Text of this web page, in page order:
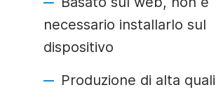
necessario installarlo sul
dispositivo
Produzione di alta